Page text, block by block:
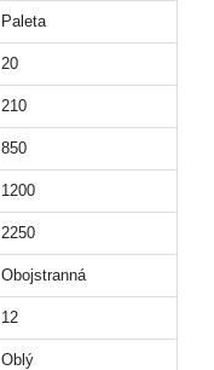
Paleta
20
210
850
1200
2250
Obojstranná
12
Oblý